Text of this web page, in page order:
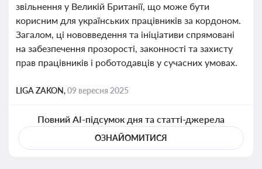
звільнення у Великій Британії, що може бути
корисним для українських працівників за кордоном.
Загалом, ці нововведення та ініціативи спрямовані
на забезпечення прозорості, законності та захисту
прав працівників і роботодавців у сучасних умовах.
LIGA ZAKON,09 вересня 2025
Повний AI-підсумок дня та статті-джерела
ОЗНАЙОМИТИСЯ